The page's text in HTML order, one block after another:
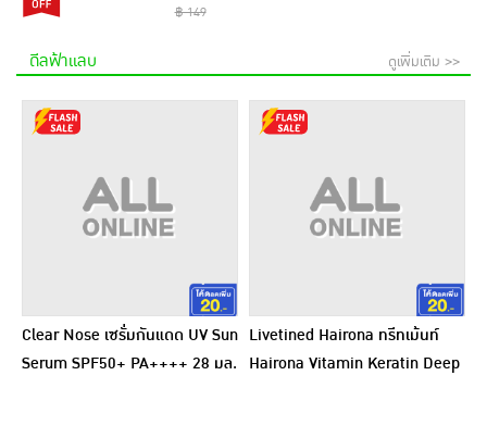
฿ 149
ดีลฟ้าแลบ ดูเพิ่มเติม >>
Clear Nose เซรั่มกันแดด UV Sun
Serum SPF50+ PA++++ 28 มล.
Livetined Hairona ทรีทเม้นท์
Hairona Vitamin Keratin Deep